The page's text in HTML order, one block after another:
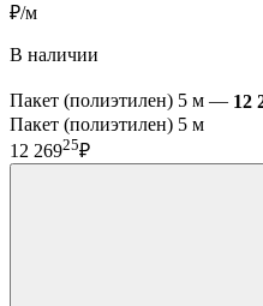
₽/м
В наличии
Пакет (полиэтилен) 5 м — 12
Пакет (полиэтилен) 5 м
12 26925₽